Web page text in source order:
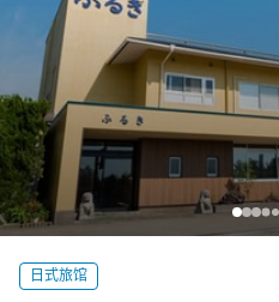
日式旅馆